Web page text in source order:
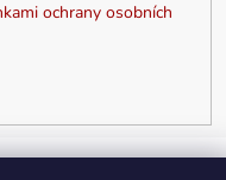
ochrany osobních